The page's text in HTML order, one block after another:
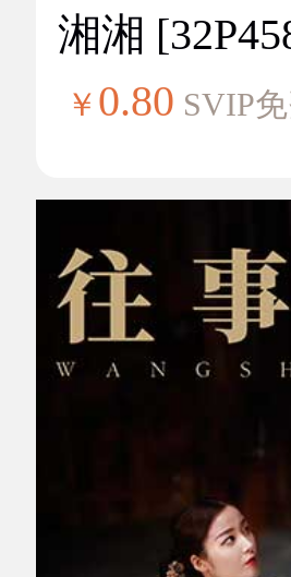
湘湘
￥ 0.80 SVIP